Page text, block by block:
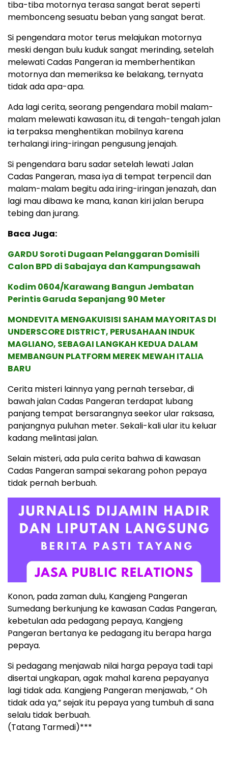
tiba-tiba motornya terasa sangat berat seperti
membonceng sesuatu beban yang sangat berat.
Si pengendara motor terus melajukan motornya
meski dengan bulu kuduk sangat merinding, setelah
melewati Cadas Pangeran ia memberhentikan
motornya dan memeriksa ke belakang, ternyata
tidak ada apa-apa.
Ada lagi cerita, seorang pengendara mobil malam-
malam melewati kawasan itu, di tengah-tengah jalan
ia terpaksa menghentikan mobilnya karena
terhalangi iring-iringan pengusung jenajah.
Si pengendara baru sadar setelah lewati Jalan
Cadas Pangeran, masa iya di tempat terpencil dan
malam-malam begitu ada iring-iringan jenazah, dan
lagi mau dibawa ke mana, kanan kiri jalan berupa
tebing dan jurang.
Baca Juga:
GARDU Soroti Dugaan Pelanggaran Domisili
Calon BPD di Sabajaya dan Kampungsawah
Kodim 0604/Karawang Bangun Jembatan
Perintis Garuda Sepanjang 90 Meter
MONDEVITA MENGAKUISISI SAHAM MAYORITAS DI
UNDERSCORE DISTRICT, PERUSAHAAN INDUK
MAGLIANO, SEBAGAI LANGKAH KEDUA DALAM
MEMBANGUN PLATFORM MEREK MEWAH ITALIA
BARU
Cerita misteri lainnya yang pernah tersebar, di
bawah jalan Cadas Pangeran terdapat lubang
panjang tempat bersarangnya seekor ular raksasa,
panjangnya puluhan meter. Sekali-kali ular itu keluar
kadang melintasi jalan.
Selain misteri, ada pula cerita bahwa di kawasan
Cadas Pangeran sampai sekarang pohon pepaya
tidak pernah berbuah.
Konon, pada zaman dulu, Kangjeng Pangeran
Sumedang berkunjung ke kawasan Cadas Pangeran,
kebetulan ada pedagang pepaya, Kangjeng
Pangeran bertanya ke pedagang itu berapa harga
pepaya.
Si pedagang menjawab nilai harga pepaya tadi tapi
disertai ungkapan, agak mahal karena pepayanya
lagi tidak ada. Kangjeng Pangeran menjawab, ” Oh
tidak ada ya,” sejak itu pepaya yang tumbuh di sana
selalu tidak berbuah.
(Tatang Tarmedi)***